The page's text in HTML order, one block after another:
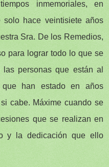
inmemoriales, en
solo hace veintisiete años
Sra. De los Remedios,
para lograr todo lo que se
personas que están al
han estado en años
cabe. Máxime cuando se
que se realizan en
y la dedicación que ello